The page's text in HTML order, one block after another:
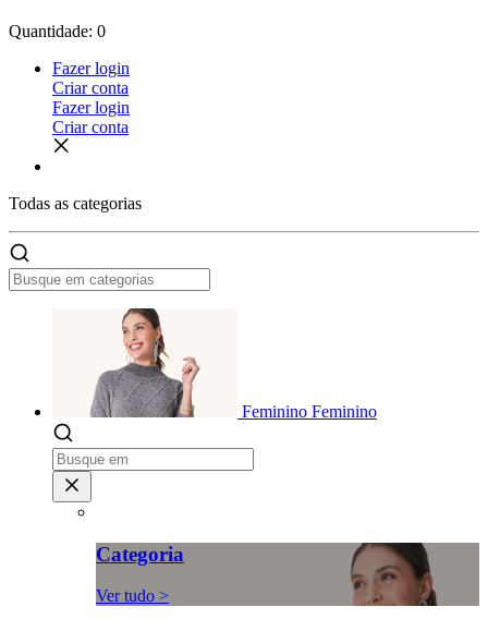
Quantidade: 0
Fazer login
Criar conta
Fazer login
Criar conta
Todas as categorias
Feminino Feminino
Categoria
Ver tudo >